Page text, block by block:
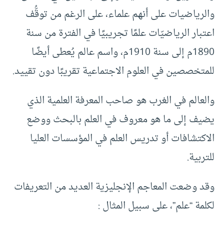
والرياضيات على أنهم علماء، على الرغم من توقُّف
اعتبار الرياضيّات علمًا تجريبيًا في الفترة من سنة
1890م إلى سنة 1910م، واسم عالم يُعطى أيضًا
للمتخصصين في العلوم الاجتماعية تقريبًا دون تقييد.
والعالم في الغرب هو صاحب المعرفة العلمية الذي
يضيف إلى ما هو معروف في العلم بالبحث ووضع
الاكتشافات أو تدريس العلم في المؤسسات العليا
للتربية.
وقد وضعت المعاجم الإنجليزية العديد من التعريفات
لكلمة “علم”، على سبيل المثال :